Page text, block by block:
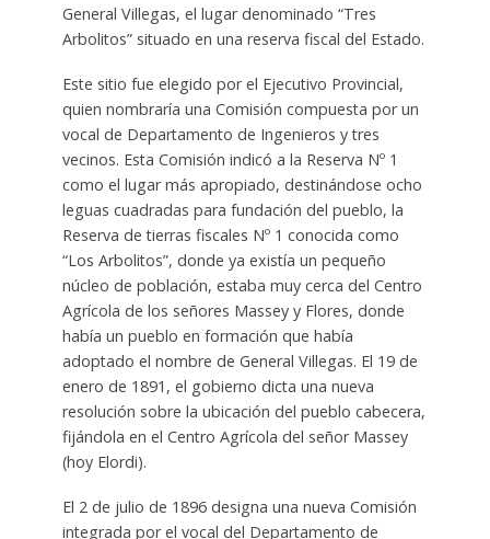
General Villegas, el lugar denominado “Tres
Arbolitos” situado en una reserva fiscal del Estado.
Este sitio fue elegido por el Ejecutivo Provincial,
quien nombraría una Comisión compuesta por un
vocal de Departamento de Ingenieros y tres
vecinos. Esta Comisión indicó a la Reserva Nº 1
como el lugar más apropiado, destinándose ocho
leguas cuadradas para fundación del pueblo, la
Reserva de tierras fiscales Nº 1 conocida como
“Los Arbolitos”, donde ya existía un pequeño
núcleo de población, estaba muy cerca del Centro
Agrícola de los señores Massey y Flores, donde
había un pueblo en formación que había
adoptado el nombre de General Villegas. El 19 de
enero de 1891, el gobierno dicta una nueva
resolución sobre la ubicación del pueblo cabecera,
fijándola en el Centro Agrícola del señor Massey
(hoy Elordi).
El 2 de julio de 1896 designa una nueva Comisión
integrada por el vocal del Departamento de